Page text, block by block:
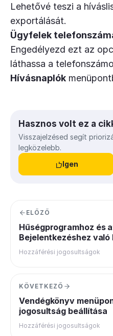
Lehetővé teszi a
exportálását.
Ügyfelek
Engedélyezd ezt az
láthassa a
Hívásnaplók
Hasznos volt ez a
Visszajelzésed segít
legközelebb.
Igen
ELŐZŐ
Hűségprogramhoz és
Bejelentkezéshez való
jogosultság beállítása
Hozzáférési jogosultságok
KÖVETKEZŐ
Vendégkönyv
jogosultság beállítása
Hozzáférési jogosultságok